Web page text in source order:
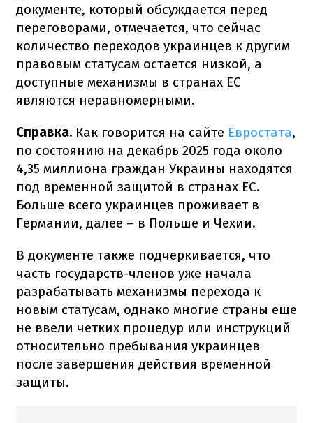
документе, который обсуждается перед
переговорами, отмечается, что сейчас
количество переходов украинцев к другим
правовым статусам остается низкой, а
доступные механизмы в странах ЕС
являются неравномерными.
Справка. Как говорится на сайте Евростата,
по состоянию на декабрь 2025 года около
4,35 миллиона граждан Украины находятся
под временной защитой в странах ЕС.
Больше всего украинцев проживает в
Германии, далее – в Польше и Чехии.
В документе также подчеркивается, что
часть государств-членов уже начала
разрабатывать механизмы перехода к
новым статусам, однако многие страны еще
не ввели четких процедур или инструкций
относительно пребывания украинцев
после завершения действия временной
защиты.